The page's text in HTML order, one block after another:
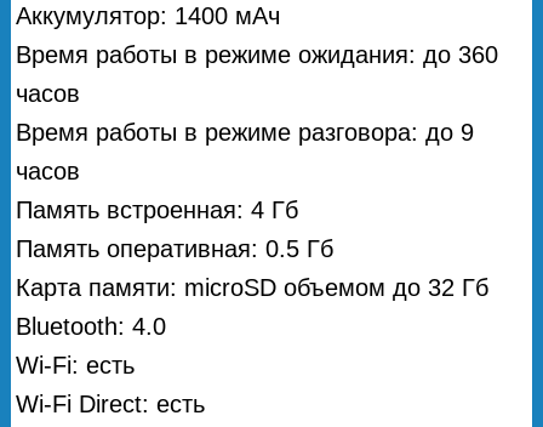
Аккумулятор: 1400 мAч
Время работы в режиме ожидания: до 360
часов
Время работы в режиме разговора: до 9
часов
Память встроенная: 4 Гб
Память оперативная: 0.5 Гб
Карта памяти: microSD объемом до 32 Гб
Bluetooth: 4.0
Wi-Fi: есть
Wi-Fi Direct: есть